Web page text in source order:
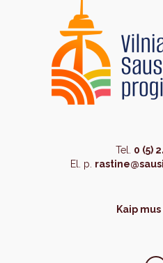
Tel. 0 (5)
El. p.
Kaip